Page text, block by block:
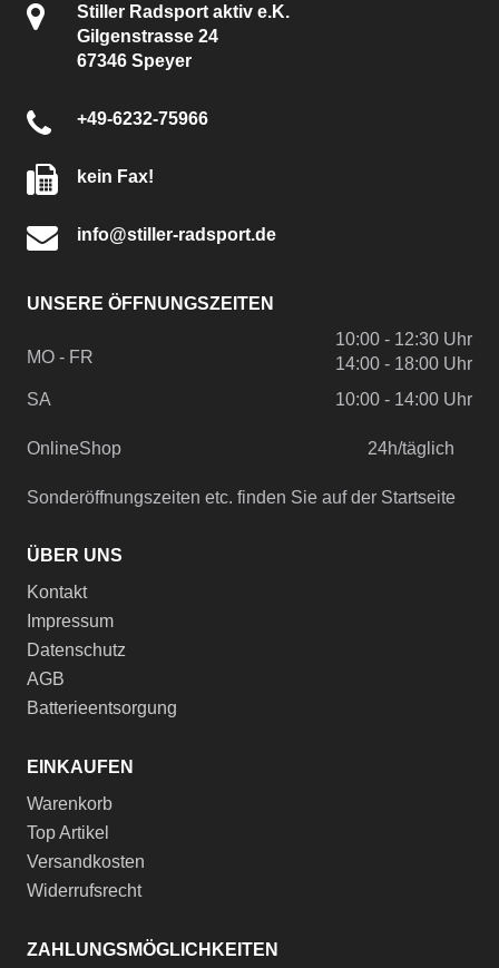
Stiller Radsport aktiv e.K.
Gilgenstrasse 24
67346 Speyer
+49-6232-75966
kein Fax!
info@stiller-radsport.de
UNSERE ÖFFNUNGSZEITEN
MO - FR
10:00 - 12:30 Uhr
14:00 - 18:00 Uhr
SA
10:00 - 14:00 Uhr
OnlineShop 24h/täglich
Sonderöffnungszeiten etc. finden Sie auf der Startseite
ÜBER UNS
Kontakt
Impressum
Datenschutz
AGB
Batterieentsorgung
EINKAUFEN
Warenkorb
Top Artikel
Versandkosten
Widerrufsrecht
ZAHLUNGSMÖGLICHKEITEN